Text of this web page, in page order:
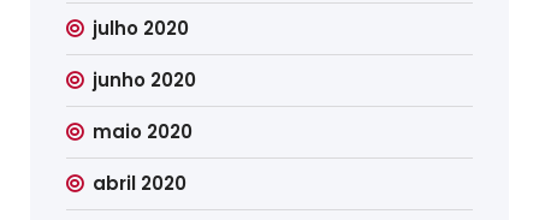
julho 2020
junho 2020
maio 2020
abril 2020